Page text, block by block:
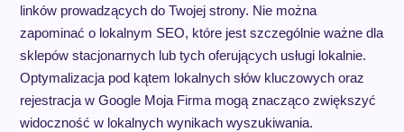
linków prowadzących do Twojej strony. Nie można
zapominać o lokalnym SEO, które jest szczególnie ważne dla
sklepów stacjonarnych lub tych oferujących usługi lokalnie.
Optymalizacja pod kątem lokalnych słów kluczowych oraz
rejestracja w Google Moja Firma mogą znacząco zwiększyć
widoczność w lokalnych wynikach wyszukiwania.